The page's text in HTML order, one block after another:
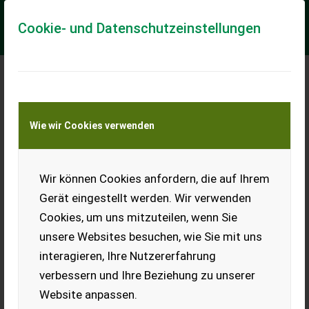
Cookie- und Datenschutzeinstellungen
Wie wir Cookies verwenden
Wir können Cookies anfordern, die auf Ihrem
Gerät eingestellt werden. Wir verwenden
Cookies, um uns mitzuteilen, wenn Sie
unsere Websites besuchen, wie Sie mit uns
interagieren, Ihre Nutzererfahrung
verbessern und Ihre Beziehung zu unserer
Website anpassen.
Meine Transportkostenanfrage
Transport von Land- und Baumaschinen –
KEINE Tiertransporte
3 Stk. Epple Silo 3m
mit Kranschiene
3 Stk. Epple Silo, 3 m mit
Kranschiene, günstig
abzugeben. Selbstabbau.
EUR 0